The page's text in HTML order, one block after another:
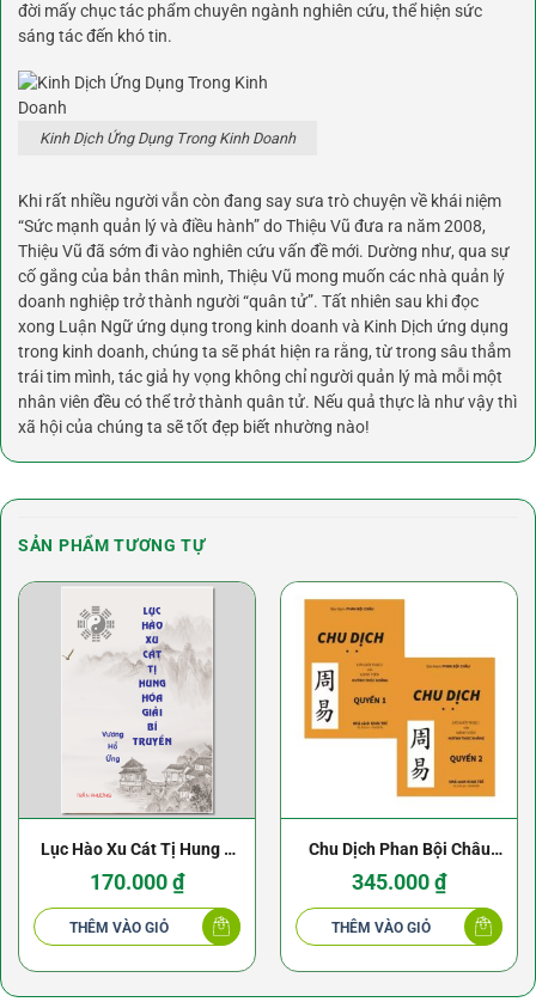
đời mấy chục tác phẩm chuyên ngành nghiên cứu, thể hiện sức
sáng tác đến khó tin.
Kinh Dịch Ứng Dụng Trong Kinh Doanh
Khi rất nhiều người vẫn còn đang say sưa trò chuyện về khái niệm
“Sức mạnh quản lý và điều hành” do Thiệu Vũ đưa ra năm 2008,
Thiệu Vũ đã sớm đi vào nghiên cứu vấn đề mới. Dường như, qua sự
cố gắng của bản thân mình, Thiệu Vũ mong muốn các nhà quản lý
doanh nghiệp trở thành người “quân tử”. Tất nhiên sau khi đọc
xong Luận Ngữ ứng dụng trong kinh doanh và Kinh Dịch ứng dụng
trong kinh doanh, chúng ta sẽ phát hiện ra rằng, từ trong sâu thẳm
trái tim mình, tác giả hy vọng không chỉ người quản lý mà mỗi một
nhân viên đều có thể trở thành quân tử. Nếu quả thực là như vậy thì
xã hội của chúng ta sẽ tốt đẹp biết nhường nào!
SẢN PHẨM TƯƠNG TỰ
Lục Hào Xu Cát Tị Hung –
Hóa Giải Bí Truyền –
Vương Hổ Ứng
170.000₫
THÊM VÀO GIỎ
Chu Dịch Phan Bội Châu
(Bộ 2 quyển)
345.000₫
THÊM VÀO GIỎ